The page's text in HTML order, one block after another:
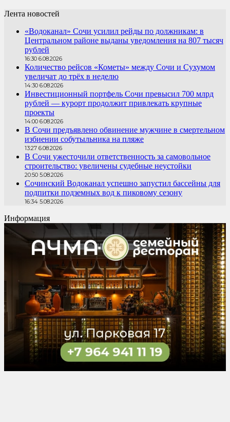
Лента новостей
«Водоканал» Сочи усилил рейды по должникам: в
Центральном районе выданы уведомления на 807 тысяч
рублей
16:30 6.08.2026
Количество рейсов «Кометы» между Сочи и Сухумом
увеличат до трёх в неделю
14:30 6.08.2026
Инвестиционный портфель Сочи превысил 700 млрд
рублей — курорт продолжит привлекать крупные
проекты
14:00 6.08.2026
В Сочи предъявлено обвинение мужчине в смертельном
избиении собутыльника на пляже
13:27 6.08.2026
В Сочи ужесточили ответственность за самовольное
строительство: увеличены судебные неустойки
20:50 5.08.2026
Сочинский Водоканал успешно запустил бассейны для
подпитки подземных вод к пиковому сезону
16:34 5.08.2026
Информация